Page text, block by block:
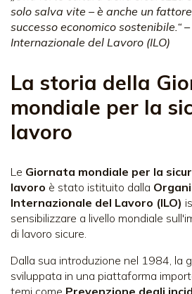
solo salva vite – è anche un
successo economico sostenibile.“
Internazionale del Lavoro (ILO)
La storia della
mondiale per la
lavoro
Le Giornata mondiale per la
lavoro è stato istituito dalla
Internazionale del Lavoro (ILO)
sensibilizzare a livello mondiale
di lavoro sicure.
Dalla sua introduzione nel 1984, la
sviluppata in una piattaforma